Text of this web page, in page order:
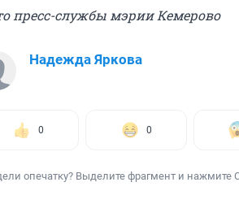
пресс-службы мэрии Кемерово
Надежда Яркова
0 0
опечатку? Выделите фрагмент и нажмите